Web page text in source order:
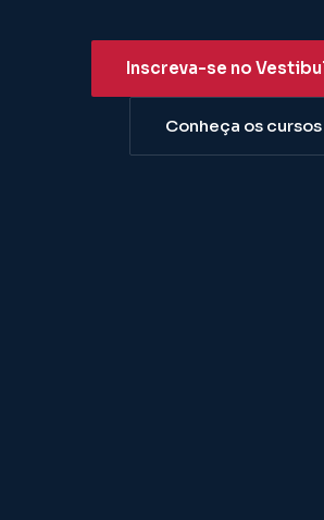
Inscreva-se no
Conheça os cursos